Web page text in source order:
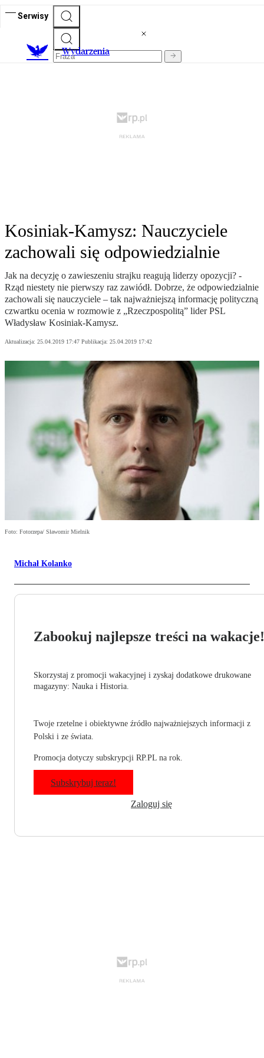
Serwisy
Wydarzenia
Kosiniak-Kamysz: Nauczyciele
zachowali się odpowiedzialnie
Jak na decyzję o zawieszeniu strajku reagują liderzy opozycji? -
Rząd niestety nie pierwszy raz zawiódł. Dobrze, że odpowiedzialnie
zachowali się nauczyciele – tak najważniejszą informację polityczną
czwartku ocenia w rozmowie z „Rzeczpospolitą” lider PSL
Władysław Kosiniak-Kamysz.
Aktualizacja: 25.04.2019 17:47 Publikacja: 25.04.2019 17:42
Foto: Fotorzepa/ Sławomir Mielnik
Michał Kolanko
Zabookuj najlepsze treści na wakacje!
Skorzystaj z promocji wakacyjnej i zyskaj dodatkowe drukowane
magazyny: Nauka i Historia.
Twoje rzetelne i obiektywne źródło najważniejszych informacji z
Polski i ze świata.
Promocja dotyczy subskrypcji RP.PL na rok.
Subskrybuj teraz!
Zaloguj się